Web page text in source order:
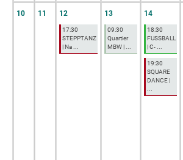
10 11 12
17:30
STEPPTANZ
| Na ...
13
09:30
Quartier
MBW | ...
14
18:30
FUSSBALL
| C- ...
19:30
SQUARE
DANCE |
...